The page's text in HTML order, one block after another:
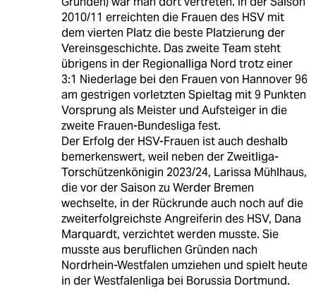
2010/11 erreichten die Frauen des HSV mit
dem vierten Platz die beste Platzierung der
Vereinsgeschichte. Das zweite Team steht
übrigens in der Regionalliga Nord trotz einer
3:1 Niederlage bei den Frauen von Hannover 96
am gestrigen vorletzten Spieltag mit 9 Punkten
Vorsprung als Meister und Aufsteiger in die
zweite Frauen-Bundesliga fest.
Der Erfolg der HSV-Frauen ist auch deshalb
bemerkenswert, weil neben der Zweitliga-
Torschützenkönigin 2023/24, Larissa Mühlhaus,
die vor der Saison zu Werder Bremen
wechselte, in der Rückrunde auch noch auf die
zweiterfolgreichste Angreiferin des HSV, Dana
Marquardt, verzichtet werden musste. Sie
musste aus beruflichen Gründen nach
Nordrhein-Westfalen umziehen und spielt heute
in der Westfalenliga bei Borussia Dortmund.